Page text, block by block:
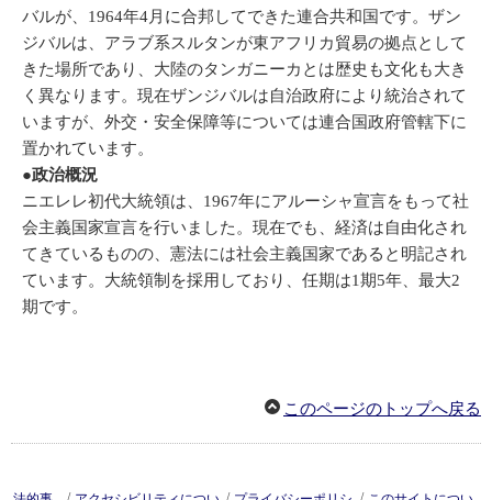
バルが、1964年4月に合邦してできた連合共和国です。ザン
ジバルは、アラブ系スルタンが東アフリカ貿易の拠点として
きた場所であり、大陸のタンガニーカとは歴史も文化も大き
く異なります。現在ザンジバルは自治政府により統治されて
いますが、外交・安全保障等については連合国政府管轄下に
置かれています。
●政治概況
ニエレレ初代大統領は、1967年にアルーシャ宣言をもって社
会主義国家宣言を行いました。現在でも、経済は自由化され
てきているものの、憲法には社会主義国家であると明記され
ています。大統領制を採用しており、任期は1期5年、最大2
期です。
このページのトップへ戻る